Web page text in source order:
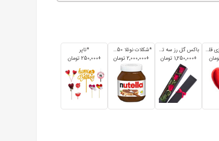
*بادکنک فانتزی قلبی
باکس گل رز سه تایی
+1٬250٬000 تومان
*شکلات نوتلا 350 گرم
+2٬000٬000 تومان
*تاپر
+250٬000 تومان